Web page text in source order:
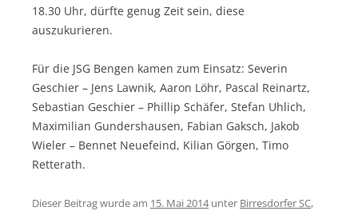
18.30 Uhr, dürfte genug Zeit sein, diese
auszukurieren.
Für die JSG Bengen kamen zum Einsatz: Severin
Geschier – Jens Lawnik, Aaron Löhr, Pascal Reinartz,
Sebastian Geschier – Phillip Schäfer, Stefan Uhlich,
Maximilian Gundershausen, Fabian Gaksch, Jakob
Wieler – Bennet Neuefeind, Kilian Görgen, Timo
Retterath.
Dieser Beitrag wurde am 15. Mai 2014unter Birresdorfer SC,